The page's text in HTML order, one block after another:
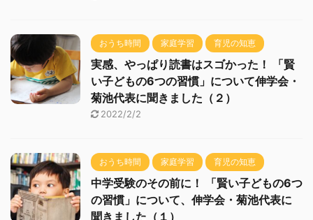
おうち時間 家庭学習 育児の知恵
実感、やっぱり読書はスゴかった！ 「賢
い子どもの6つの習慣」について伸学会・
菊池代表に聞きました（２）
2022/2/2
おうち時間 家庭学習 育児の知恵
中学受験のその前に！ 「賢い子どもの6つ
の習慣」について、伸学会・菊池代表に
聞きました（１）